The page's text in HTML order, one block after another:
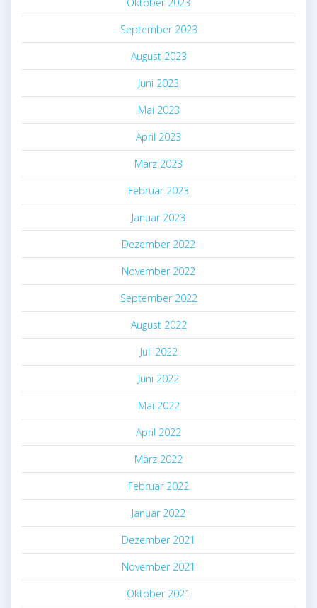
September 2023
August 2023
Juni 2023
Mai 2023
April 2023
März 2023
Februar 2023
Januar 2023
Dezember 2022
November 2022
September 2022
August 2022
Juli 2022
Juni 2022
Mai 2022
April 2022
März 2022
Februar 2022
Januar 2022
Dezember 2021
November 2021
Oktober 2021